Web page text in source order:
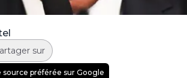
sur
préférée sur Google